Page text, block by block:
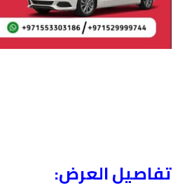
تفاصيل العرض: